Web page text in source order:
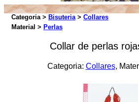
Categoria > Bisuteria> Collares
Material > Perlas
Collar de perlas
Categoria: Collares,